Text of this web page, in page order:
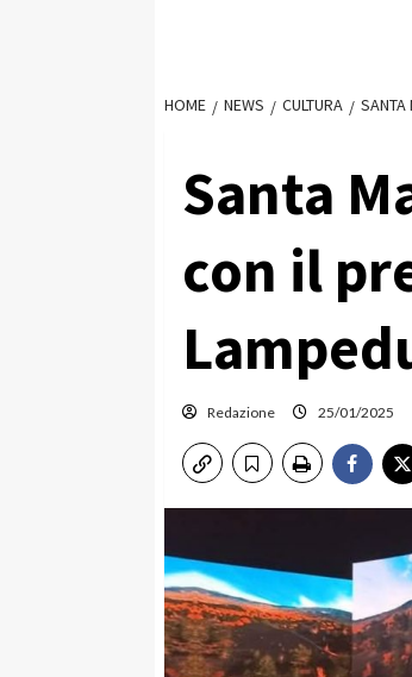
HOME NEWS CULTURA SANTA
Santa
con il
Redazione 25/01/2025